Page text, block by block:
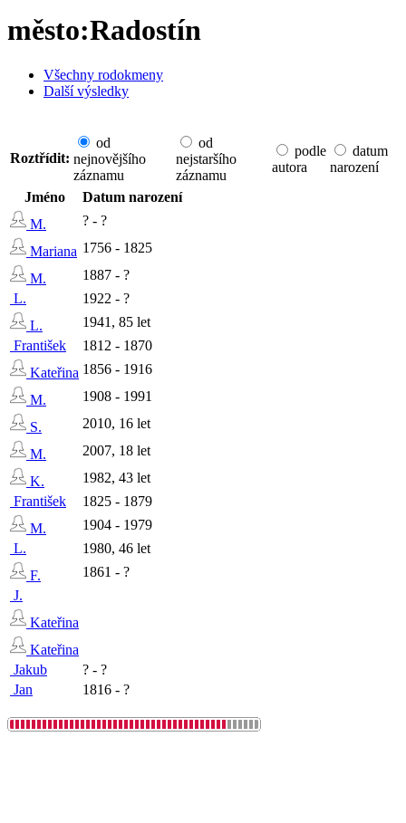
město:Radostín
Všechny rodokmeny
Další výsledky
Roztřídit:
od
nejnovějšího
záznamu
od
nejstaršího
záznamu
podle
autora
datum
narození
Jméno
Datum narození
M.
? - ?
Mariana 1756 - 1825
M.
1887 - ?
L.
1922 - ?
L.
1941, 85 let
František
1812 - 1870
Kateřina 1856 - 1916
M.
1908 - 1991
S.
2010, 16 let
M.
2007, 18 let
K.
1982, 43 let
František
1825 - 1879
M.
1904 - 1979
L.
1980, 46 let
F.
1861 - ?
J.
Kateřina
Kateřina
Jakub
? - ?
Jan
1816 - ?